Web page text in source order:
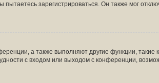
зарегистрироваться. Он также мог
а также выполняют другие функции, такие
с входом или выходом с конференции,